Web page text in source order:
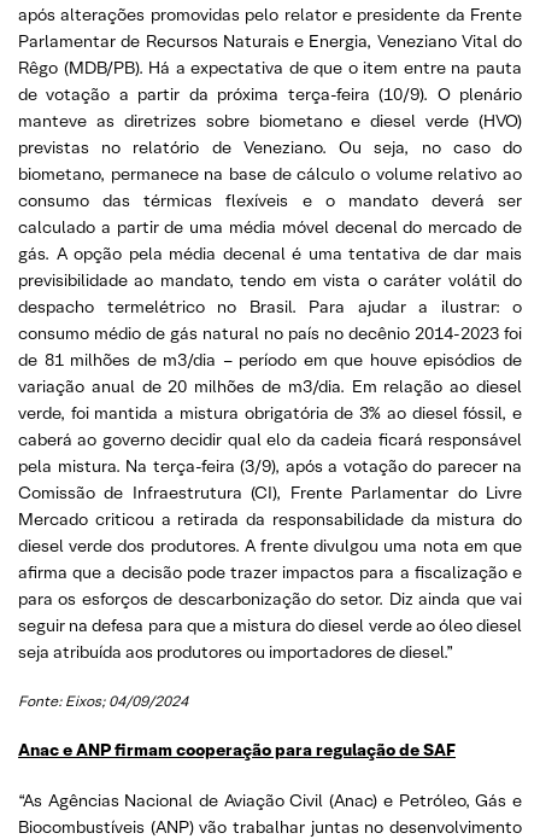
após alterações promovidas pelo relator e presidente da Frente
Parlamentar de Recursos Naturais e Energia, Veneziano Vital do
Rêgo (MDB/PB). Há a expectativa de que o item entre na pauta
de votação a partir da próxima terça-feira (10/9). O plenário
manteve as diretrizes sobre biometano e diesel verde (HVO)
previstas no relatório de Veneziano. Ou seja, no caso do
biometano, permanece na base de cálculo o volume relativo ao
consumo das térmicas flexíveis e o mandato deverá ser
calculado a partir de uma média móvel decenal do mercado de
gás. A opção pela média decenal é uma tentativa de dar mais
previsibilidade ao mandato, tendo em vista o caráter volátil do
despacho termelétrico no Brasil. Para ajudar a ilustrar: o
consumo médio de gás natural no país no decênio 2014-2023 foi
de 81 milhões de m3/dia – período em que houve episódios de
variação anual de 20 milhões de m3/dia. Em relação ao diesel
verde, foi mantida a mistura obrigatória de 3% ao diesel fóssil, e
caberá ao governo decidir qual elo da cadeia ficará responsável
pela mistura. Na terça-feira (3/9), após a votação do parecer na
Comissão de Infraestrutura (CI), Frente Parlamentar do Livre
Mercado criticou a retirada da responsabilidade da mistura do
diesel verde dos produtores. A frente divulgou uma nota em que
afirma que a decisão pode trazer impactos para a fiscalização e
para os esforços de descarbonização do setor. Diz ainda que vai
seguir na defesa para que a mistura do diesel verde ao óleo diesel
seja atribuída aos produtores ou importadores de diesel.”
Fonte: Eixos; 04/09/2024
Anac e ANP firmam cooperação para regulação de SAF
“As Agências Nacional de Aviação Civil (Anac) e Petróleo, Gás e
Biocombustíveis (ANP) vão trabalhar juntas no desenvolvimento